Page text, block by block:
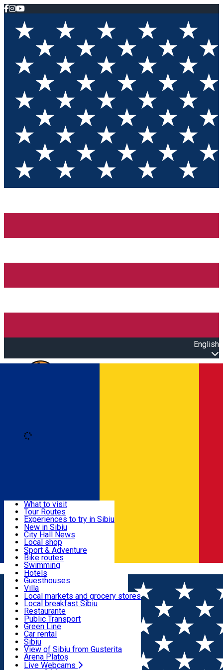
English
Română
Useful info
Activities & Adventure
Accommodation
Food, Drinks & Nightlife
Transport & Parking
Live Webcams
What to visit
Tour Routes
Experiences to try in Sibiu
Podcast
Culture
Museums
Churches
Parks, Zoo
County of Sibiu
New in Sibiu
City Hall News
Local shop
Sibiu artisans
Sibiul Verde
Public services
Education
How do I get to Sibiu
Tourist Info
Tour Guides
Guided tours
Publicații locale
Beauty salons
Sport & Adventure
Bike routes
Swimming
Riding
Indoor activities
Loc de joacă indoor
Loc de joacă outdoor
Ski
Ice skating
Yoga
Hotels
Guesthouses
Villa
Hostels
Motel
Camping
Renting rooms
Rooms for rent
Accommodation outside Sibiu
Local markets and grocery stores
Local breakfast Sibiu
Restaurante
Pizza
Fast Food
Coffee
Sweets
Pub, Bar
Night clubs
Bakeries
Public Transport
Green Line
Car rental
Rent a bike
Scooter rentals
Taxi
Ride Sharing
Sibiu
View of Sibiu from Gusterita
Arena Platoș
Live Webcams